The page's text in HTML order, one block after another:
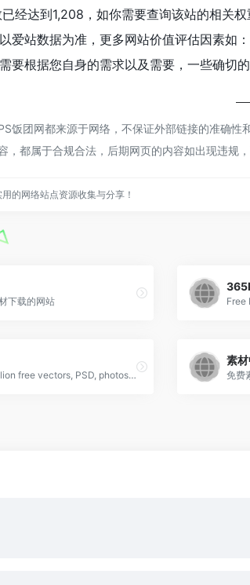
经达到1,208，如你需要查询该站的相关
爱站数据为准，更多网站价值评估因素如
要根据您自身的需求以及需要，一些确切
饭团网都来源于网络，不保证外部链接的准确
，都属于合规合法，后期网页的内容如出现违规
的网络站点资源收集与分享！
下载的网站 Free
More than a million free vectors, PSD, photos and free icons.
素
免费